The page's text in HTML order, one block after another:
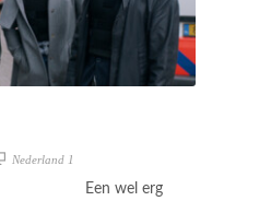
Nederland 1
Een wel erg